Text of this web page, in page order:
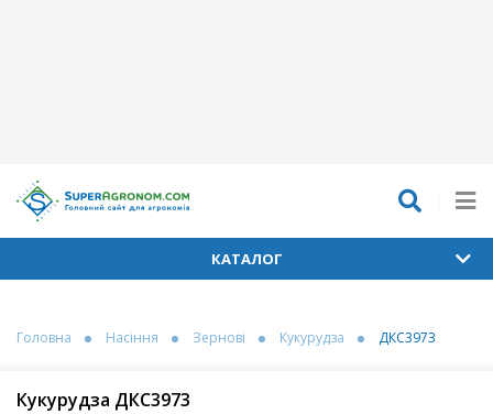
КАТАЛОГ
Головна Насіння Зернові Кукурудза ДКС3973
Кукурудза ДКС3973